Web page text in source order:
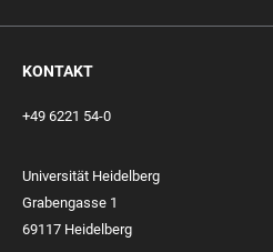
KONTAKT
+49 6221 54-0
Universität Heidelberg
Grabengasse 1
69117 Heidelberg